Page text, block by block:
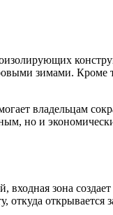
зимами. Кроме
владельцам
но и
входная зона
откуда открывается